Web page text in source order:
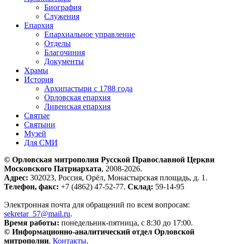
Биография
Служения
Епархия
Епархиальное управление
Отделы
Благочиния
Документы
Храмы
История
Архипастыри с 1788 года
Орловская епархия
Ливенская епархия
Святые
Святыни
Музей
Для СМИ
© Орловская митрополия Русской Православной Церкви
Московского Патриархата, 2008-2026.
Адрес: 302023, Россия, Орёл, Монастырская площадь, д. 1.
Телефон, факс: +7 (4862) 47-52-77. Склад: 59-14-95
Электронная почта для обращений по всем вопросам:
sekretar_57@mail.ru.
Время работы: понедельник-пятница, с 8:30 до 17:00.
© Информационно-аналитический отдел Орловской
митрополии. Контакты.